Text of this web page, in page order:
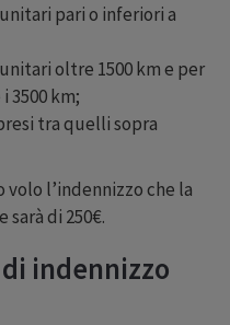
pari o inferiori a
oltre 1500 km e per
3500 km;
tra quelli sopra
l’indennizzo che la
di 250€.
indennizzo